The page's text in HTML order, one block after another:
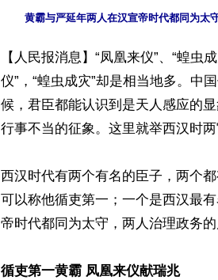
【人民报消息】“凤凰来仪”、“蝗
仪”，“蝗虫成灾”却是相当地多。中
候，君臣都能认识到是天人感应的
行事不当的征象。这里就举西汉时两
西汉时代有两个有名的臣子，两个
可以称他循吏第一；一个是西汉最
帝时代都同为太守，两人治理政务
循吏第一黄霸 凤凰来仪献瑞兆